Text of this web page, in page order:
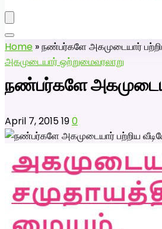
Home »நண்பர்களே அகமுடையார்
அகமுடையார் ஒற்றுமைவரலாறு
நண்பர்களே
April 7, 2015190